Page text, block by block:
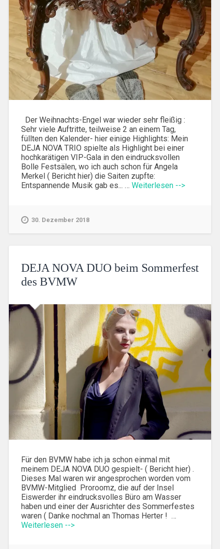
Der Weihnachts-Engel war wieder sehr fleißig :
Sehr viele Auftritte, teilweise 2 an einem Tag,
füllten den Kalender- hier einige Highlights: Mein
DEJA NOVA TRIO spielte als Highlight bei einer
hochkarätigen VIP-Gala in den eindrucksvollen
Bolle Festsälen, wo ich auch schon für Angela
Merkel ( Bericht hier) die Saiten zupfte:
Entspannende Musik gab es... … Weiterlesen -->
30. Dezember 2018
DEJA NOVA DUO beim Sommerfest
des BVMW
Für den BVMW habe ich ja schon einmal mit
meinem DEJA NOVA DUO gespielt- ( Bericht hier) .
Dieses Mal waren wir angesprochen worden vom
BVMW-Mitglied Proroomz, die auf der Insel
Eiswerder ihr eindrucksvolles Büro am Wasser
haben und einer der Ausrichter des Sommerfestes
waren ( Danke nochmal an Thomas Herter ! …
Weiterlesen -->